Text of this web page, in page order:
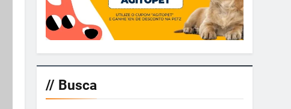
// Busca